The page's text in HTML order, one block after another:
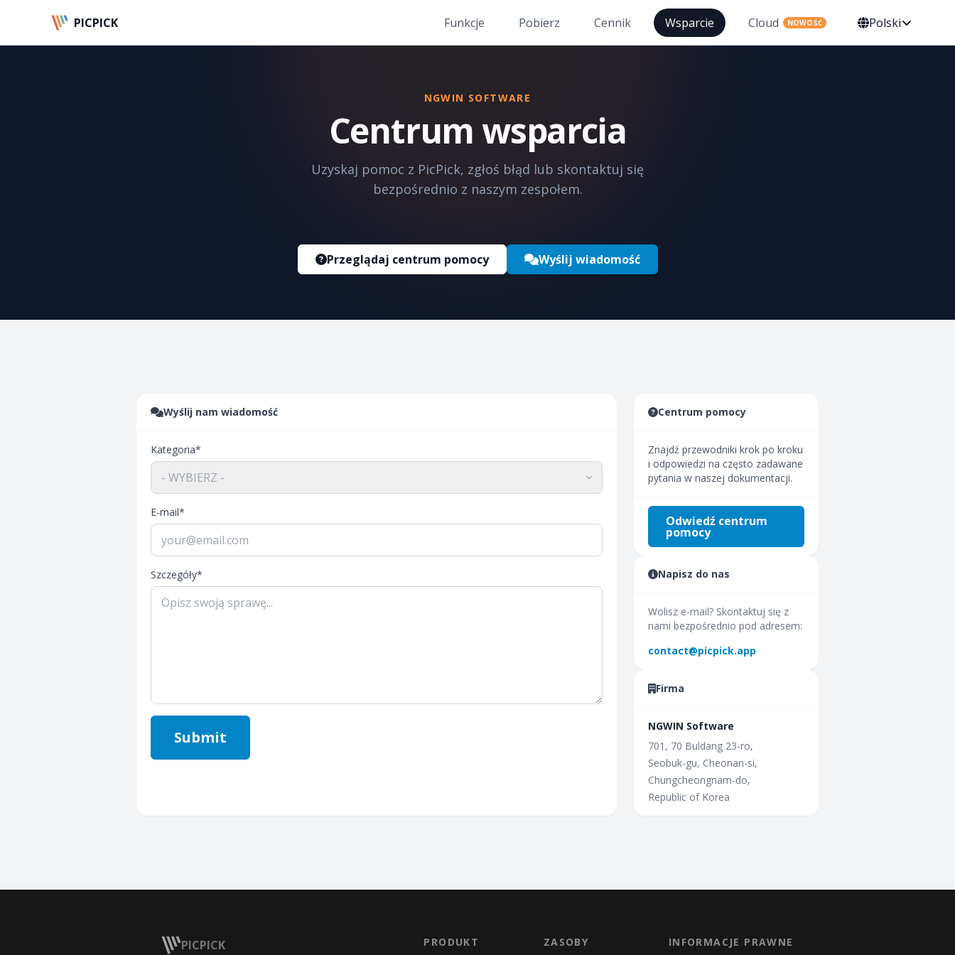
PICPICK Funkcje Pobierz Cennik Wsparcie Cloud NOWOŚĆ Polski
NGWIN SOFTWARE
Centrum wsparcia
Uzyskaj pomoc z PicPick, zgłoś błąd lub skontaktuj się
bezpośrednio z naszym zespołem.
Przeglądaj centrum pomocy Wyślij wiadomość
Wyślij nam wiadomość
Kategoria*
- WYBIERZ -
E-mail*
Szczegóły*
Submit
Centrum pomocy
Znajdź przewodniki krok po kroku
i odpowiedzi na często zadawane
pytania w naszej dokumentacji.
Odwiedź centrum
pomocy
Napisz do nas
Wolisz e-mail? Skontaktuj się z
nami bezpośrednio pod adresem:
contact@picpick.app
Firma
NGWIN Software
701, 70 Buldang 23-ro,
Seobuk-gu, Cheonan-si,
Chungcheongnam-do,
Republic of Korea
PICPICK PRODUKT ZASOBY INFORMACJE PRAWNE